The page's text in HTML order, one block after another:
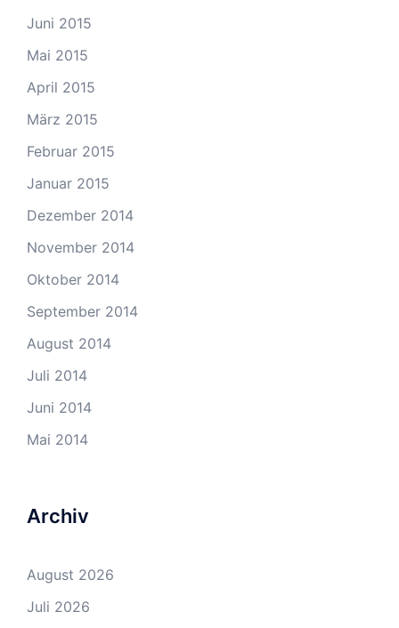
Juni 2015
Mai 2015
April 2015
März 2015
Februar 2015
Januar 2015
Dezember 2014
November 2014
Oktober 2014
September 2014
August 2014
Juli 2014
Juni 2014
Mai 2014
Archiv
August 2026
Juli 2026